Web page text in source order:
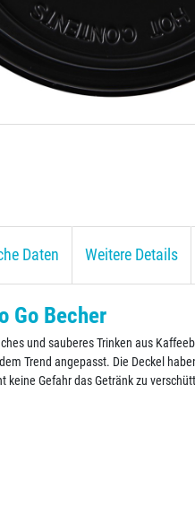
Daten Weitere Details
Go Becher
und sauberes Trinken aus
Trend angepasst. Die Deckel
keine Gefahr das Getränk zu